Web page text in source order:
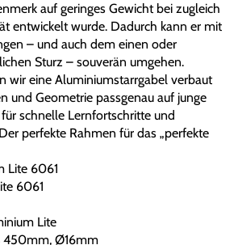
auf geringes Gewicht bei zugleich
entwickelt wurde. Dadurch kann er mit
– und auch dem einen oder
Sturz – souverän umgehen.
wir eine Aluminiumstarrgabel verbaut
und Geometrie passgenau auf junge
schnelle Lernfortschritte und
perfekte Rahmen für das „perfekte
Lite 6061
6061
Lite
450mm, Ø16mm